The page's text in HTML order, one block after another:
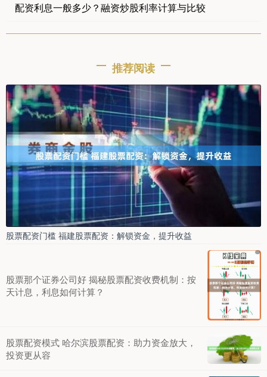
配资利息一般多少？融资炒股利率计算与比较
推荐阅读
股票配资门槛 福建股票配资：解锁资金，提升收益
股票那个证券公司好 揭秘股票配资收费机制：按
天计息，利息如何计算？
股票配资模式 哈尔滨股票配资：助力资金放大，
投资更从容